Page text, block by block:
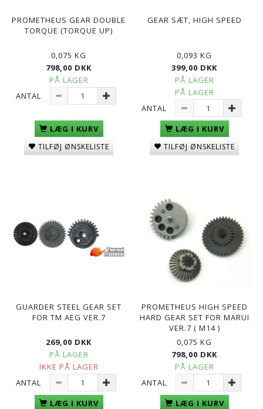
PROMETHEUS GEAR DOUBLE
TORQUE (TORQUE UP)
0,075 KG
798,00 DKK
PÅ LAGER
ANTAL
LÆG I KURV
TILFØJ ØNSKELISTE
GEAR SÆT, HIGH SPEED
0,093 KG
399,00 DKK
PÅ LAGER
PÅ LAGER
ANTAL
LÆG I KURV
TILFØJ ØNSKELISTE
GUARDER STEEL GEAR SET
FOR TM AEG VER.7
269,00 DKK
PÅ LAGER
IKKE PÅ LAGER
ANTAL
LÆG I KURV
PROMETHEUS HIGH SPEED
HARD GEAR SET FOR MARUI
VER.7 ( M14 )
0,075 KG
798,00 DKK
PÅ LAGER
ANTAL
LÆG I KURV